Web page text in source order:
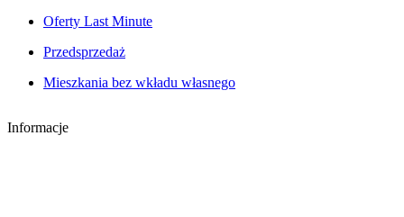
Oferty Last Minute
Przedsprzedaż
Mieszkania bez wkładu własnego
Informacje